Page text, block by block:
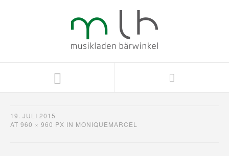
19. JULI 2015
AT 960 × 960 PX IN MONIQUEMARCEL